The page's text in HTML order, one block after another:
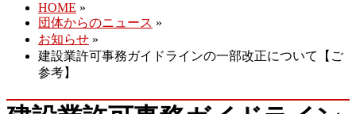
HOME »
団体からのニュース »
お知らせ »
建設業許可事務ガイドラインの一部改正について【ご
参考】